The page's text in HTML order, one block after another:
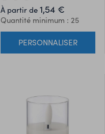
plusieurs coloris et présenté
dans une boîte blanche
individuelle
À partir de 1,54 €
Quantité minimum : 25
PERSONNALISER